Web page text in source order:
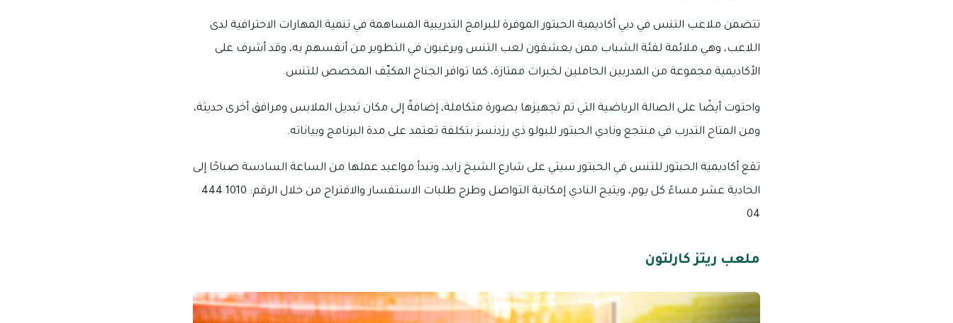
تتضمن ملاعب التنس في دبي أكاديمية الحبتور الموفرة للبرامج التدريبية المساهمة في تنمية المهارات الاحترافية لدى
اللاعب، وهي ملائمة لفئة الشباب ممن يعشقون لعب التنس ويرغبون في التطوير من أنفسهم به، وقد أشرف على
الأكاديمية مجموعة من المدربين الحاملين لخبرات ممتازة، كما توافر الجناح المكيّف المخصص للتنس.
واحتوت أيضًا على الصالة الرياضية التي تم تجهيزها بصورة متكاملة، إضافةً إلى مكان تبديل الملابس ومرافق أخرى حديثة،
ومن المتاح التدرب في منتجع ونادي الحبتور للبولو ذي رزدنسز بتكلفة تعتمد على مدة البرنامج وبياناته.
تقع أكاديمية الحبتور للتنس في الحبتور سيتي على شارع الشيخ زايد، وتبدأ مواعيد عملها من الساعة السادسة صباحًا إلى
الحادية عشر مساءً كل يوم، ويتيح النادي إمكانية التواصل وطرح طلبات الاستفسار والاقتراح من خلال الرقم: 1010 444
04
ملعب ريتز كارلتون